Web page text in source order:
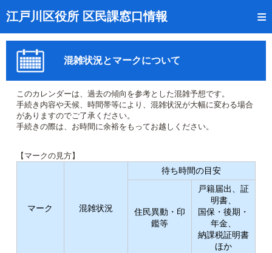
江戸川区役所 区民課窓口情報
トップページ
受付番号の呼出状況確認
証明書の交付状況確認
呼出状況のメール通知登録
混雑状況とマークについて
このカレンダーは、過去の傾向を参考とした混雑予想です。
手続き内容や天候、時間帯等により、混雑状況が大幅に変わる場合
がありますのでご了承ください。
手続きの際は、お時間に余裕をもってお越しください。
【マークの見方】
マーク 混雑状況
待ち時間の目安
住民異動・印
鑑等
戸籍届出、証
明書、
国保・後期・
年金、
納課税証明書
ほか